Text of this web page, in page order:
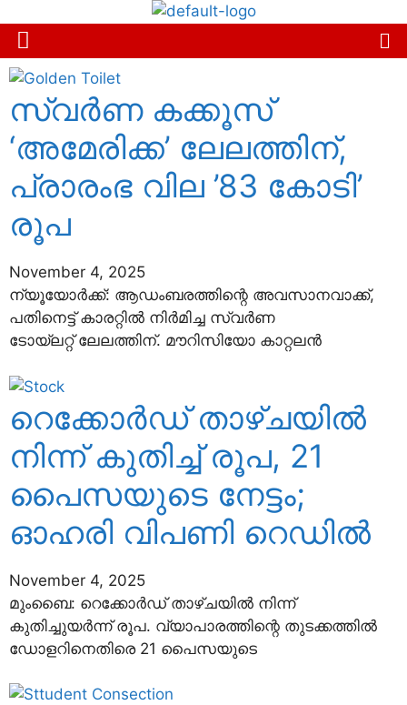
സ്വര്‍ണ കക്കൂസ്
‘അമേരിക്ക’ ലേലത്തിന്,
പ്രാരംഭ വില ’83 കോടി’
രൂപ
November 4, 2025
ന്യൂയോര്‍ക്ക്: ആഡംബരത്തിന്റെ അവസാനവാക്ക്,
പതിനെട്ട് കാരറ്റില്‍ നിര്‍മിച്ച സ്വര്‍ണ
ടോയ്ലറ്റ് ലേലത്തിന്. മൗറിസിയോ കാറ്റലന്‍
റെക്കോര്‍ഡ് താഴ്ചയില്‍
നിന്ന് കുതിച്ച് രൂപ, 21
പൈസയുടെ നേട്ടം;
ഓഹരി വിപണി റെഡില്‍
November 4, 2025
മുംബൈ: റെക്കോര്‍ഡ് താഴ്ചയില്‍ നിന്ന്
കുതിച്ചുയര്‍ന്ന് രൂപ. വ്യാപാരത്തിന്റെ തുടക്കത്തില്‍
ഡോളറിനെതിരെ 21 പൈസയുടെ